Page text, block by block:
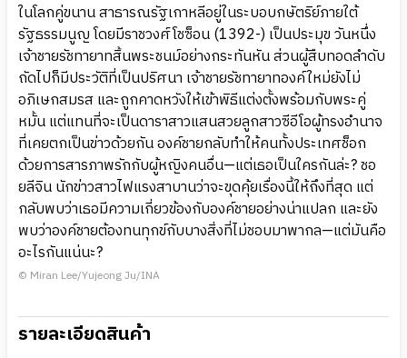
ในโลกคู่ขนาน สาธารณรัฐเกาหลีอยู่ในระบอบกษัตริย์ภายใต้
รัฐธรรมนูญ โดยมีราชวงศ์โชซ็อน (1392-) เป็นประมุข วันหนึ่ง
เจ้าชายรัชทายาทสิ้นพระชนม์อย่างกระทันหัน ส่วนผู้สืบทอดลำดับ
ถัดไปก็มีประวัติที่เป็นปริศนา เจ้าชายรัชทายาทองค์ใหม่ยังไม่
อภิเษกสมรส และถูกคาดหวังให้เข้าพิธีแต่งตั้งพร้อมกับพระคู่
หมั้น แต่แทนที่จะเป็นดาราสาวแสนสวยลูกสาวซีอีโอผู้ทรงอำนาจ
ที่เคยตกเป็นข่าวด้วยกัน องค์ชายกลับทำให้คนทั้งประเทศช็อก
ด้วยการสารภาพรักกับผู้หญิงคนอื่น—แต่เธอเป็นใครกันล่ะ? ชอ
ยลีจิน นักข่าวสาวไฟแรงสาบานว่าจะขุดคุ้ยเรื่องนี้ให้ถึงที่สุด แต่
กลับพบว่าเธอมีความเกี่ยวข้องกับองค์ชายอย่างน่าแปลก และยัง
พบว่าองค์ชายต้องทนทุกข์กับบางสิ่งที่ไม่ชอบมาพากล—แต่มันคือ
อะไรกันแน่นะ?
© Miran Lee/Yujeong Ju/INA
รายละเอียดสินค้า